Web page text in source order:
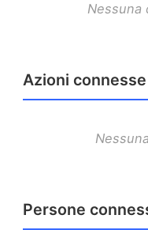
Nessuna
Azioni connesse
Persone